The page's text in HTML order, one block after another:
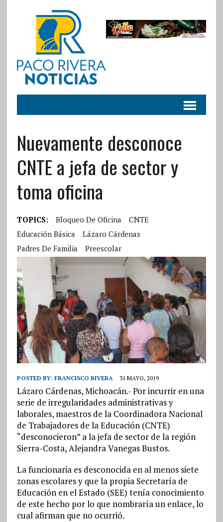
Nuevamente desconoce
CNTE a jefa de sector y
toma oficina
TOPICS: Bloqueo De Oficina
CNTE
Educación Básica
Lázaro Cárdenas
Padres De Familia
Preescolar
POSTED BY: FRANCISCO RIVERA 31 MAYO, 2019
Lázaro Cárdenas, Michoacán.- Por incurrir en una
serie de irregularidades administrativas y
laborales, maestros de la Coordinadora Nacional
de Trabajadores de la Educación (CNTE)
“desconocieron” a la jefa de sector de la región
Sierra-Costa, Alejandra Vanegas Bustos.
La funcionaria es desconocida en al menos siete
zonas escolares y que la propia Secretaría de
Educación en el Estado (SEE) tenía conocimiento
de este hecho por lo que nombraría un enlace, lo
cual afirman que no ocurrió.